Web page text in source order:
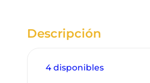
Descripción
4 disponibles